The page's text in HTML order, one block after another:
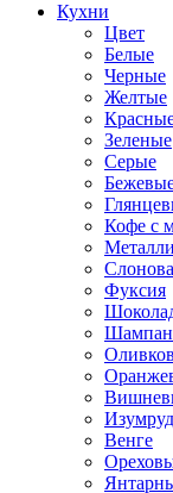
Кухни
Цвет
Белые
Черные
Желтые
Зеленые
Серые
Кофе с
Фуксия
Венге